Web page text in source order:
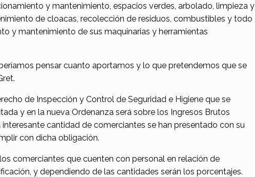
y mantenimiento, espacios verdes, arbolado, limpieza y
de cloacas, recolección de residuos, combustibles y todo
y mantenimiento de sus maquinarias y herramientas
pensar cuanto aportamos y lo que pretendemos que se
de Inspección y Control de Seguridad e Higiene que se
y en la nueva Ordenanza será sobre los Ingresos Brutos
cantidad de comerciantes se han presentado con su
con dicha obligación.
comerciantes que cuenten con personal en relación de
y dependiendo de las cantidades serán los porcentajes.